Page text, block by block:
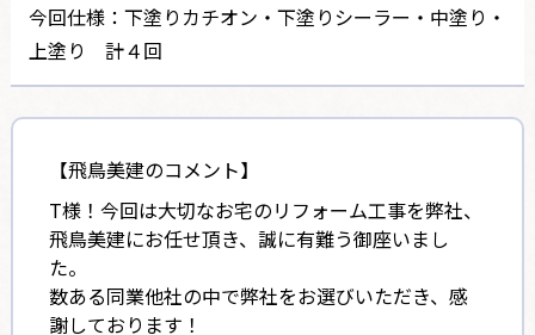
今回仕様：下塗りカチオン・下塗りシーラー・中塗り・
上塗り 計４回
【飛鳥美建のコメント】
T様！今回は大切なお宅のリフォーム工事を弊社、
飛鳥美建にお任せ頂き、誠に有難う御座いまし
た。
数ある同業他社の中で弊社をお選びいただき、感
謝しております！